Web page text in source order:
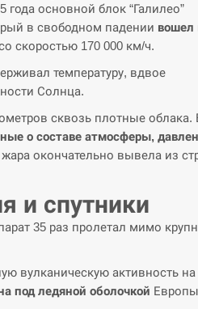
основной блок “Галилео”
в свободном падении вошел
скоростью 170 000 км/ч.
температуру, вдвое
Солнца.
сквозь плотные облака.
о составе атмосферы,
окончательно вывела из
и спутники
35 раз пролетал мимо
вулканическую активность
под ледяной оболочкой